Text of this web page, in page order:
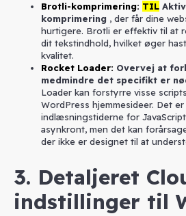
Brotli-komprimering: TIL
komprimering , der får dine
hurtigere. Brotli er effektiv til at
dit tekstindhold, hvilket øger
kvalitet.
Rocket Loader: Overvej at
medmindre det specifikt er
Loader kan forstyrre visse
WordPress hjemmesideer. Det
indlæsningstiderne for
asynkront, men det kan
der ikke er designet til at
3. Detaljeret
indstillinger til